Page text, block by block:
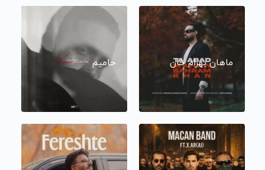
ماهان بهرام خان حامیم